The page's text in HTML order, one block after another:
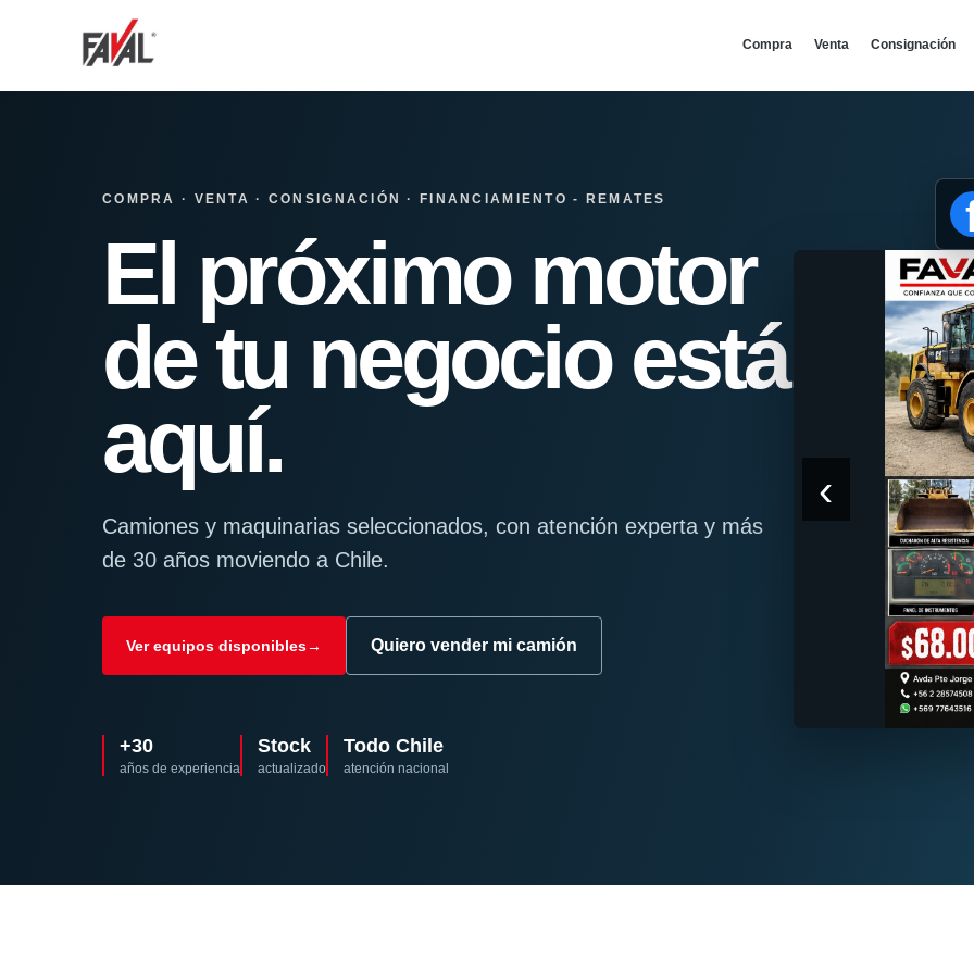
Compra Venta Consignación
COMPRA · VENTA · CONSIGNACIÓN · FINANCIAMIENTO - REMATES
El próximo motor
de tu negocio está
aquí.
Camiones y maquinarias seleccionados, con atención experta y más
de 30 años moviendo a Chile.
Ver equipos disponibles→ Quiero vender mi camión
+30
años de experiencia
Stock
actualizado
Todo Chile
atención nacional
‹